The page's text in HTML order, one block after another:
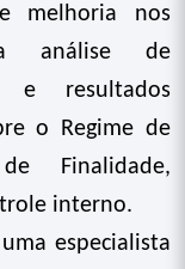
melhoria nos
a análise de
e resultados
o Regime de
Finalidade,
interno.
especialista